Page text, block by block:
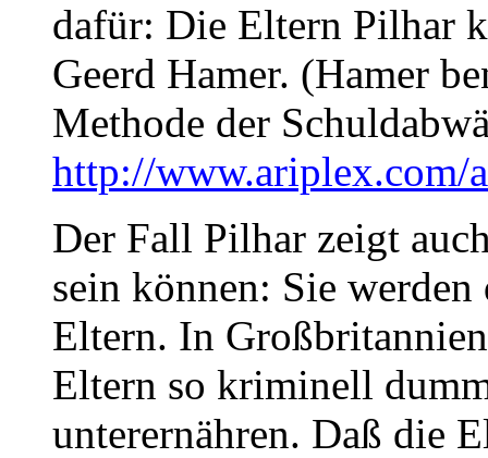
dafür: Die Eltern Pilhar
Geerd Hamer. (Hamer
Methode der
http://www.ariplex.com/
Der Fall Pilhar zeigt
sein können: Sie
Eltern. In
Eltern so kriminell
unterernähren. Daß die